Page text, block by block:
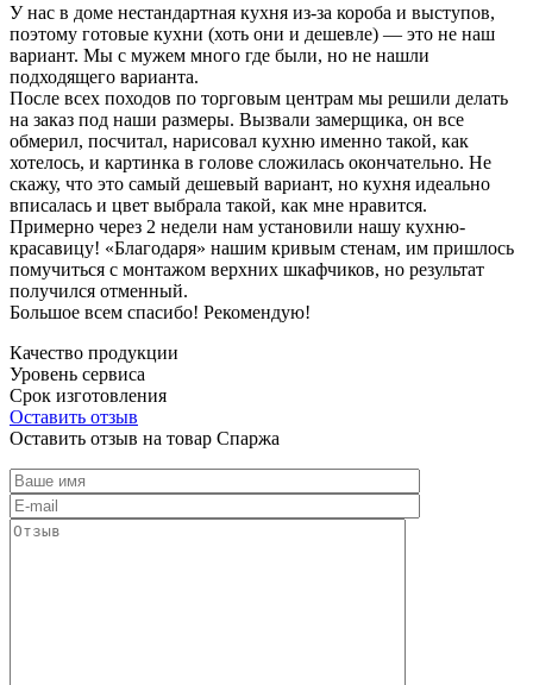
У нас в доме нестандартная кухня из-за короба и выступов,
поэтому готовые кухни (хоть они и дешевле) — это не наш
вариант. Мы с мужем много где были, но не нашли
подходящего варианта.
После всех походов по торговым центрам мы решили делать
на заказ под наши размеры. Вызвали замерщика, он все
обмерил, посчитал, нарисовал кухню именно такой, как
хотелось, и картинка в голове сложилась окончательно. Не
скажу, что это самый дешевый вариант, но кухня идеально
вписалась и цвет выбрала такой, как мне нравится.
Примерно через 2 недели нам установили нашу кухню-
красавицу! «Благодаря» нашим кривым стенам, им пришлось
помучиться с монтажом верхних шкафчиков, но результат
получился отменный.
Большое всем спасибо! Рекомендую!
Качество продукции
Уровень сервиса
Срок изготовления
Оставить отзыв
Оставить отзыв на товар Спаржа